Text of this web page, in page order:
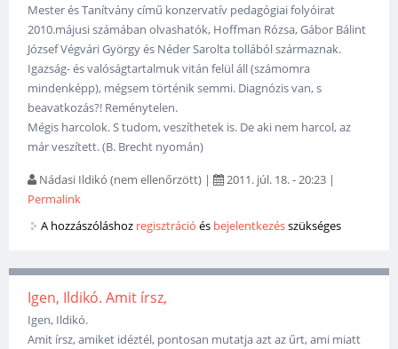
Mester és Tanítvány című konzervatív pedagógiai folyóirat
2010.májusi számában olvashatók, Hoffman Rózsa, Gábor Bálint
József Végvári György és Néder Sarolta tollából származnak.
Igazság- és valóságtartalmuk vitán felül áll (számomra
mindenképp), mégsem történik semmi. Diagnózis van, s
beavatkozás?! Reménytelen.
Mégis harcolok. S tudom, veszíthetek is. De aki nem harcol, az
már veszített. (B. Brecht nyomán)
Nádasi Ildikó (nem ellenőrzött) | 2011. júl. 18. - 20:23 |
Permalink
A hozzászóláshoz regisztráció és bejelentkezésszükséges
Igen, Ildikó. Amit írsz,
Igen, Ildikó.
Amit írsz, amiket idéztél, pontosan mutatja azt az űrt, ami miatt